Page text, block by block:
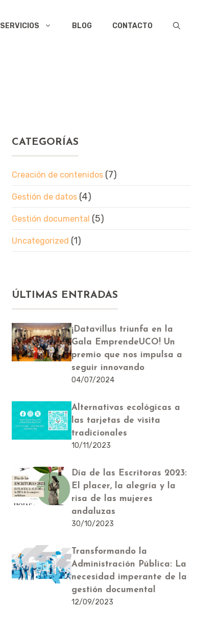
SERVICIOS BLOG CONTACTO
CATEGORÍAS
Creación de contenidos (7)
Gestión de datos (4)
Gestión documental (5)
Uncategorized (1)
ÚLTIMAS ENTRADAS
¡Datavillus triunfa en la
Gala EmprendeUCO! Un
premio que nos impulsa a
seguir innovando
04/07/2024
Alternativas ecológicas a
las tarjetas de visita
tradicionales
10/11/2023
Día de las Escritoras 2023:
El placer, la alegría y la
risa de las mujeres
andaluzas
30/10/2023
Transformando la
Administración Pública: La
necesidad imperante de la
gestión documental
12/09/2023